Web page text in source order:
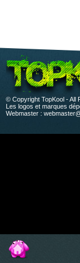
© Copyright TopKool - All
Les logos et marques
Webmaster :